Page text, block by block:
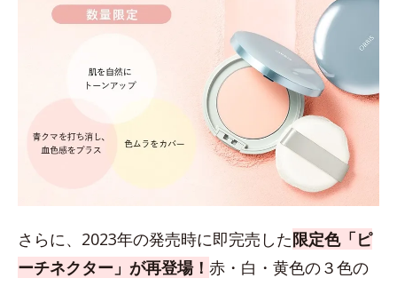
さらに、2023年の発売時に即完売した限定色「ピ
ーチネクター」が再登場！ 赤・白・黄色の３色の